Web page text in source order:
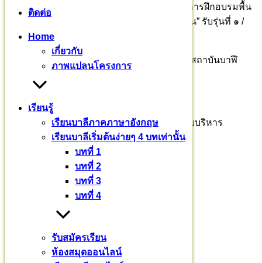
ติดต่อ
Home
เกี่ยวกับ
ภาพแปลนโครงการ
เรียนรู้
เรียนบาลีภาคภาษาอังกฤษ
เรียนบาลีเริ่มต้นง่ายๆ 4 บทเท่านั้น
บทที่ 1
บทที่ 2
บทที่ 3
บทที่ 4
รับสมัครเรียน
ห้องสมุดออนไลน์
ขณะนี้ มีศากยบุตรสามเณรสีหะ ๑๒ รูป เริ่มรับการฝึกอบรมพื้น
ฐาน สนุกสนาน “ที่นี่ จะต้องอบอุ่น เหมือนอยู่บ้าน” รับรุ่นที่ ๑ /
๒๕๖๖ เพียง ๓๐ รูป เท่านั้น
ร่วมบุญบารมี : ธ.กรุงไทย สาขาศาลายา มูลนิธิสถาบันบาฬี
พระธรรม​วชิรา​จารย์​ รศ.ดร.ผู้ช่วยอธิการบดีฝ่ายบริหาร
๐๙๒ – ๖๙๔ – ๘๘๘๓
รศ.ดร. เวทย์ บรรณกรกุล
๐๘๑ – ๙๔๓ – ๒๖๖๕
แม่ชีจิราภรณ์ ชวะศิริ
๐๖๒ – ๒๖๒ – ๒๖๙๓